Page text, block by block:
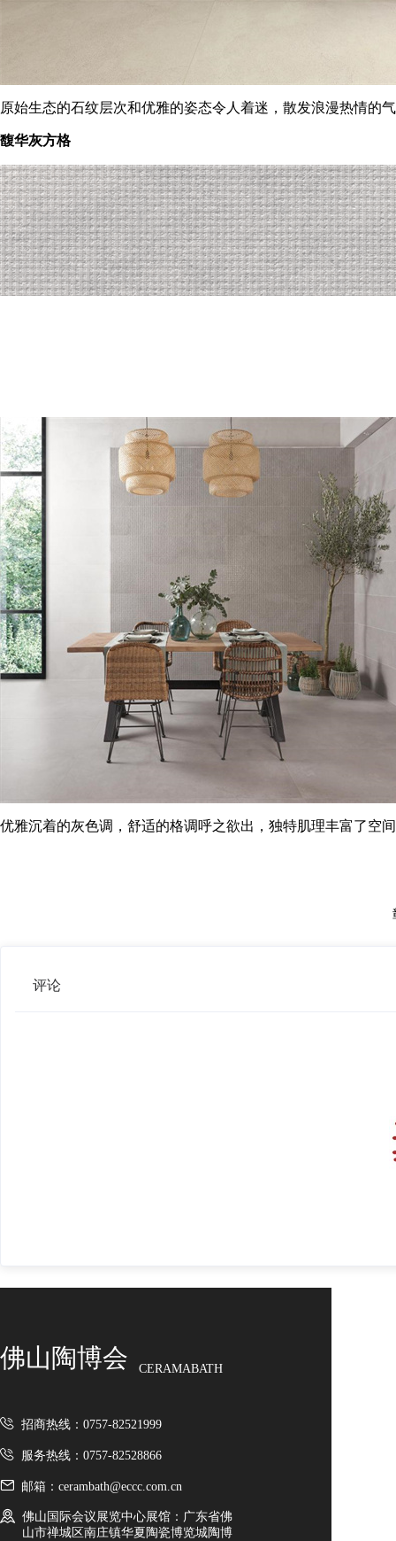
原始生态的石纹层次和优雅的姿态令人着迷，散发浪漫热情的
馥华灰方格
优雅沉着的灰色调，舒适的格调呼之欲出，独特肌理丰富了空
评论
佛山陶博会 CERAMABATH
招商热线：0757-82521999
服务热线：0757-82528866
邮箱：cerambath@eccc.com.cn
佛山国际会议展览中心展馆：广东省佛
山市禅城区南庄镇华夏陶瓷博览城陶博